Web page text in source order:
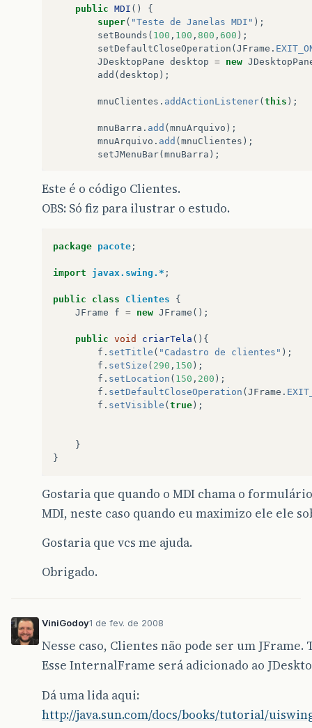
public MDI ()
{
super( "Teste de Janelas MDI" );
setBounds ( 100 , 100 , 800 , 600 );
setDefaultCloseOperation ( JFrame .
JDesktopPane desktop = new
add ( desktop );
mnuClientes . addActionListener( this );
mnuBarra . add ( mnuArquivo );
mnuArquivo . add ( mnuClientes );
setJMenuBar( mnuBarra );
setVisible
}
public
void actionPerformed(
Clientes
}
public static void main (
}
public
void keyPressed (KeyEvent e)
{
// TODO Auto-generated method stub
public
void keyReleased
}
}
}
Este é o código Clientes.
OBS: Só fiz para ilustrar o estudo.
package pacote ;
import javax.swing.* ;
public class Clientes
{
JFrame
f = new JFrame ();
public void criarTela (){
f . setTitle ( "Cadastro de clientes" );
f . setSize ( 290 , 150 );
f . setLocation ( 150 , 200 );
f . setDefaultCloseOperation (JFrame .
f . setVisible (true);
}
}
Gostaria que quando o MDI chama o
MDI, neste caso quando eu maximizo ele ele
Gostaria que vcs me ajuda.
Obrigado.
ViniGodoy1 de fev. de 2008
Nesse caso, Clientes não pode ser um
Esse InternalFrame será adicionado ao
Dá uma lida aqui:
http://java.sun.com/docs/books/tutorial/